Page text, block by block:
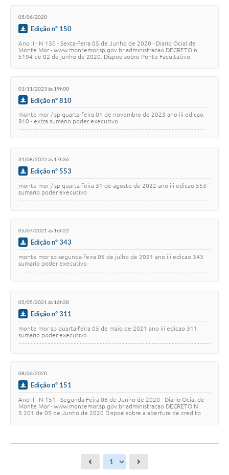
05/06/2020
Edição nº 150
Ano II - N 150 - Sexta-Feira 05 de Junho de 2020 - Diario Ocial de
Monte Mor - www.montemor.sp.gov.br administracao DECRETO n
5194 de 02 de junho de 2020. Dispoe sobre Ponto Facultativo.
01/11/2023 às 19h00
Edição nº 810
monte mor / sp quarta-feira 01 de novembro de 2023 ano iii edicao
810 - extra sumario poder executivo
31/08/2022 às 17h36
Edição nº 553
monte mor / sp quarta-feira 31 de agosto de 2022 ano iii edicao 553
sumario poder executivo
05/07/2021 às 16h22
Edição nº 343
monte mor sp segunda-feira 05 de julho de 2021 ano iii edicao 343
sumario poder executivo
05/05/2021 às 16h28
Edição nº 311
monte mor sp quarta-feira 05 de maio de 2021 ano iii edicao 311
sumario poder executivo
08/06/2020
Edição nº 151
Ano II - N 151 - Segunda-Feira 08 de Junho de 2020 - Diario Ocial de
Monte Mor - www.montemor.sp.gov.br administracao DECRETO N
5.201 de 05 de Junho de 2020 Dispoe sobre a abertura de credito